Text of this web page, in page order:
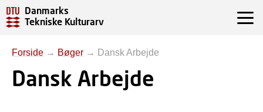
Danmarks
Tekniske Kulturarv
Forside → Bøger → Dansk Arbejde
Dansk Arbejde